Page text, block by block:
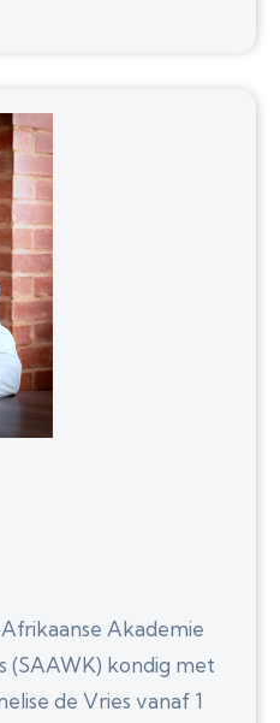
Akademie
(SAAWK) kondig met
de Vries vanaf 1